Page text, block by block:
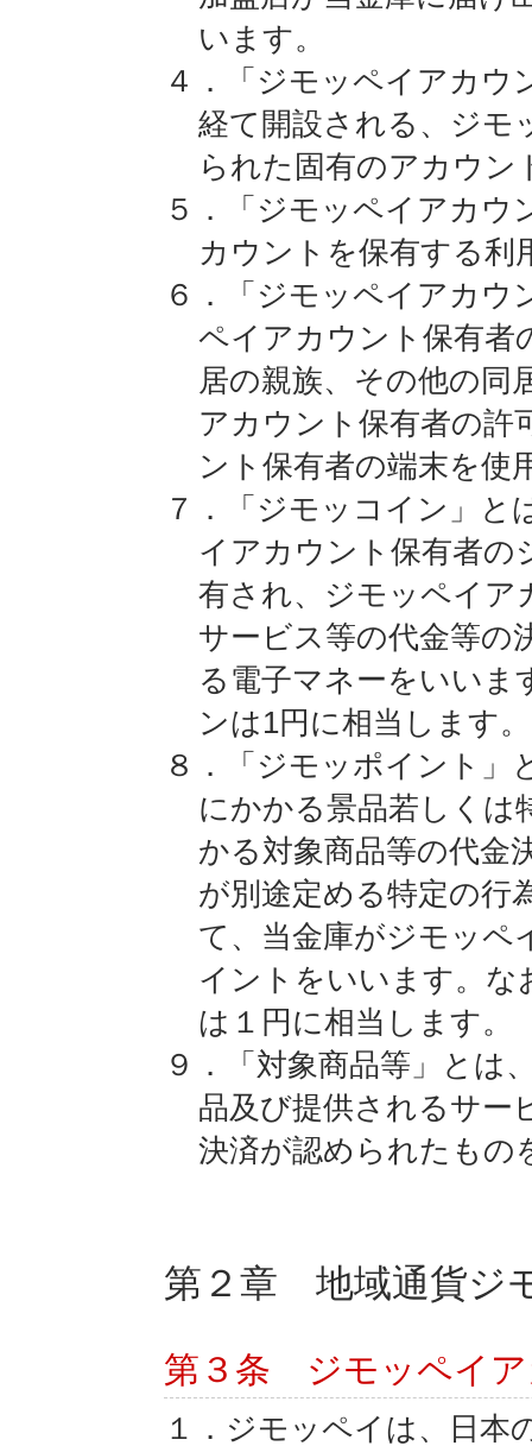
います。
４．「ジモッペイアカウ
経て開設される、ジモ
られた固有のアカウン
５．「ジモッペイアカウ
カウントを保有する利
６．「ジモッペイアカウ
ペイアカウント保有者
居の親族、その他の同
アカウント保有者の許
ント保有者の端末を使
７．「ジモッコイン」と
イアカウント保有者の
有され、ジモッペイア
サービス等の代金等の
る電子マネーをいいま
ンは1円に相当します。
８．「ジモッポイント」
にかかる景品若しくは
かる対象商品等の代金
が別途定める特定の行
て、当金庫がジモッペ
イントをいいます。
は１円に相当します。
９．「対象商品等」とは
品及び提供されるサー
決済が認められたもの
第２章 地域通貨ジ
第３条 ジモッペイア
１．ジモッペイは、日本